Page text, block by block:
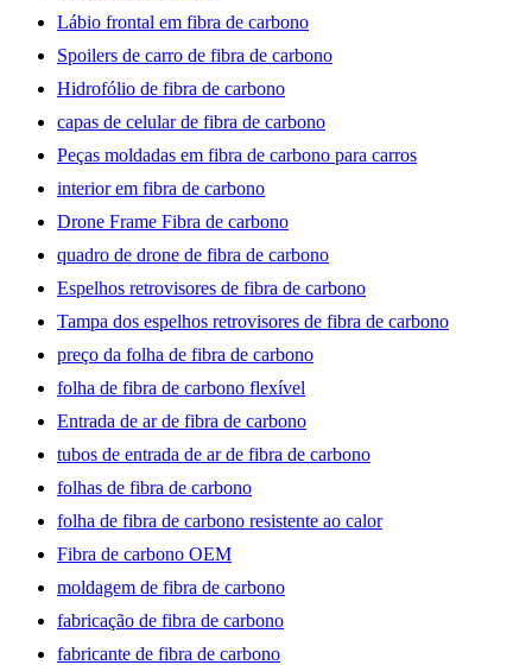
Lábio frontal em fibra de carbono
Spoilers de carro de fibra de carbono
Hidrofólio de fibra de carbono
capas de celular de fibra de carbono
Peças moldadas em fibra de carbono para carros
interior em fibra de carbono
Drone Frame Fibra de carbono
quadro de drone de fibra de carbono
Espelhos retrovisores de fibra de carbono
Tampa dos espelhos retrovisores de fibra de carbono
preço da folha de fibra de carbono
folha de fibra de carbono flexível
Entrada de ar de fibra de carbono
tubos de entrada de ar de fibra de carbono
folhas de fibra de carbono
folha de fibra de carbono resistente ao calor
Fibra de carbono OEM
moldagem de fibra de carbono
fabricação de fibra de carbono
fabricante de fibra de carbono